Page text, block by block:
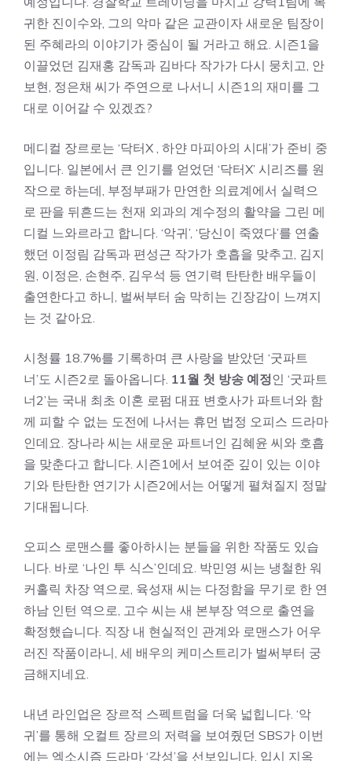
귀한 진이수와, 그의 악마 같은 교관이자 새로운 팀장이
된 주혜라의 이야기가 중심이 될 거라고 해요. 시즌1을
이끌었던 김재홍 감독과 김바다 작가가 다시 뭉치고, 안
보현, 정은채 씨가 주연으로 나서니 시즌1의 재미를 그
대로 이어갈 수 있겠죠?
메디컬 장르로는 ‘닥터X , 하얀 마피아의 시대’가 준비 중
입니다. 일본에서 큰 인기를 얻었던 ‘닥터X’ 시리즈를 원
작으로 하는데, 부정부패가 만연한 의료계에서 실력으
로 판을 뒤흔드는 천재 외과의 계수정의 활약을 그린 메
디컬 느와르라고 합니다. ‘악귀’, ‘당신이 죽였다’를 연출
했던 이정림 감독과 편성근 작가가 호흡을 맞추고, 김지
원, 이정은, 손현주, 김우석 등 연기력 탄탄한 배우들이
출연한다고 하니, 벌써부터 숨 막히는 긴장감이 느껴지
는 것 같아요.
시청률 18.7%를 기록하며 큰 사랑을 받았던 ‘굿파트
너’도 시즌2로 돌아옵니다. 11월 첫 방송 예정인 ‘굿파트
너2’는 국내 최초 이혼 로펌 대표 변호사가 파트너와 함
께 피할 수 없는 도전에 나서는 휴먼 법정 오피스 드라마
인데요. 장나라 씨는 새로운 파트너인 김혜윤 씨와 호흡
을 맞춘다고 합니다. 시즌1에서 보여준 깊이 있는 이야
기와 탄탄한 연기가 시즌2에서는 어떻게 펼쳐질지 정말
기대됩니다.
오피스 로맨스를 좋아하시는 분들을 위한 작품도 있습
니다. 바로 ‘나인 투 식스’인데요. 박민영 씨는 냉철한 워
커홀릭 차장 역으로, 육성재 씨는 다정함을 무기로 한 연
하남 인턴 역으로, 고수 씨는 새 본부장 역으로 출연을
확정했습니다. 직장 내 현실적인 관계와 로맨스가 어우
러진 작품이라니, 세 배우의 케미스트리가 벌써부터 궁
금해지네요.
내년 라인업은 장르적 스펙트럼을 더욱 넓힙니다. ‘악
귀’를 통해 오컬트 장르의 저력을 보여줬던 SBS가 이번
에는 엑소시즘 드라마 ‘각성’을 선보입니다. 입시 지옥